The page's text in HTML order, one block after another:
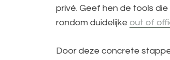
privé. Geef hen de tools
rondom duidelijke out of
Door deze concrete